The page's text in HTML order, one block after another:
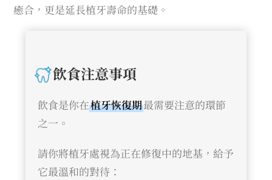
癒合，更是延長植牙壽命的基礎。
飲食注意事項
飲食是你在植牙恢復期最需要注意的環節
之一。
請你將植牙處視為正在修復中的地基，給予
它最溫和的對待：